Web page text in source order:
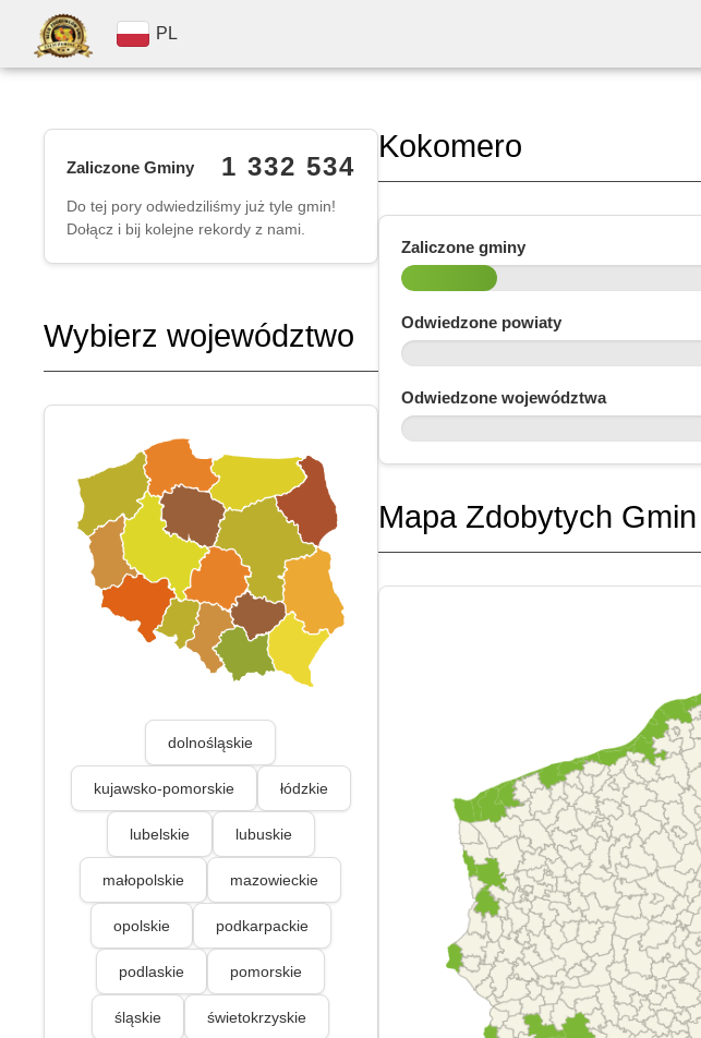
PL
Zaliczone Gminy 1 332 534
Do tej pory odwiedziliśmy już tyle gmin!
Dołącz i bij kolejne rekordy z nami.
Wybierz województwo
dolnośląskie
kujawsko-pomorskie łódzkie
lubelskie lubuskie
małopolskie mazowieckie
opolskie podkarpackie
podlaskie pomorskie
śląskie świetokrzyskie
Kokomero
Zaliczone gminy
Odwiedzone powiaty
Odwiedzone województwa
Mapa Zdobytych Gmin